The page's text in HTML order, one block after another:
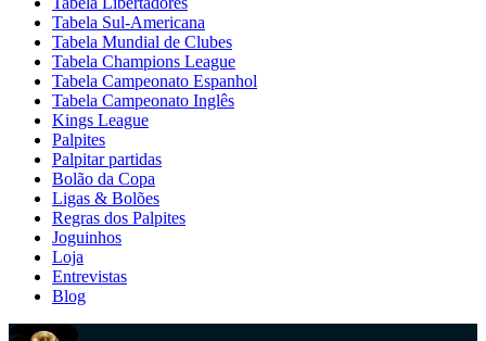
Tabela Sul-Americana
Tabela Mundial de Clubes
Tabela Champions League
Tabela Campeonato Espanhol
Tabela Campeonato Inglês
Kings League
Palpites
Palpitar partidas
Bolão da Copa
Ligas & Bolões
Regras dos Palpites
Joguinhos
Loja
Entrevistas
Blog